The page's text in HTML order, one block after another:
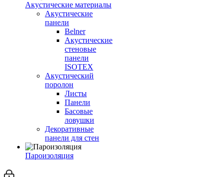
Акустические материалы
Акустические
панели
Belner
Акустические
стеновые
панели
ISOTEX
Акустический
поролон
Листы
Панели
Басовые
ловушки
Декоративные
панели для стен
Пароизоляция